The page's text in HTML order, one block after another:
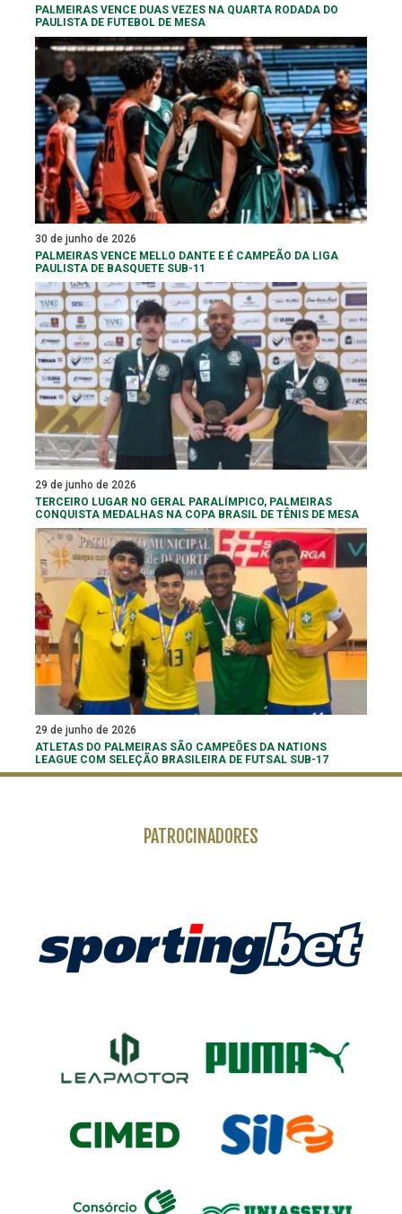
PALMEIRAS VENCE DUAS VEZES NA QUARTA RODADA DO
PAULISTA DE FUTEBOL DE MESA
30 de junho de 2026
PALMEIRAS VENCE MELLO DANTE E É CAMPEÃO DA LIGA
PAULISTA DE BASQUETE SUB-11
29 de junho de 2026
TERCEIRO LUGAR NO GERAL PARALÍMPICO, PALMEIRAS
CONQUISTA MEDALHAS NA COPA BRASIL DE TÊNIS DE MESA
29 de junho de 2026
ATLETAS DO PALMEIRAS SÃO CAMPEÕES DA NATIONS
LEAGUE COM SELEÇÃO BRASILEIRA DE FUTSAL SUB-17
PATROCINADORES